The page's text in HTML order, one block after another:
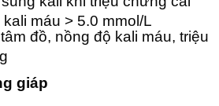
máu > 5.0 mmol/L
đồ, nồng độ kali máu, triệu
giáp